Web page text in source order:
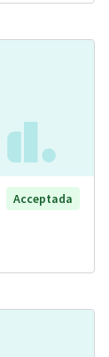
Acceptada